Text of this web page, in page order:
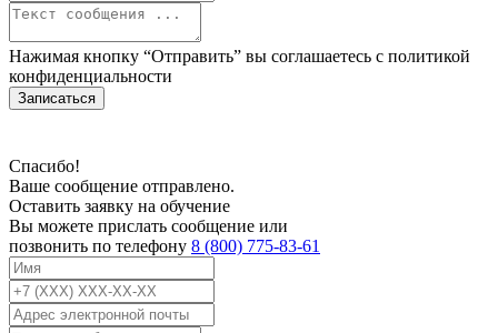
Нажимая кнопку “Отправить” вы соглашаетесь с политикой
конфиденциальности
Записаться
Спасибо!
Ваше сообщение отправлено.
Оставить заявку на обучение
Вы можете прислать сообщение или
позвонить по телефону 8 (800) 775-83-61